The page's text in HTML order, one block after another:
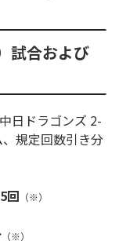
試合および
日ドラゴンズ 2-
規定回数引き分
回 （※）
（※）